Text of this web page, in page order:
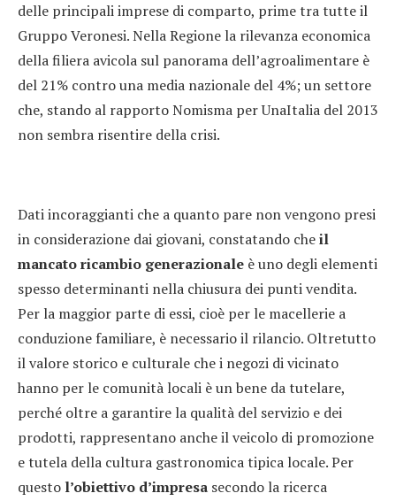
delle principali imprese di comparto, prime tra tutte il
Gruppo Veronesi. Nella Regione la rilevanza economica
della filiera avicola sul panorama dell’agroalimentare è
del 21% contro una media nazionale del 4%; un settore
che, stando al rapporto Nomisma per UnaItalia del 2013
non sembra risentire della crisi.
Dati incoraggianti che a quanto pare non vengono presi
in considerazione dai giovani, constatando cheil
mancato ricambio generazionale è uno degli elementi
spesso determinanti nella chiusura dei punti vendita.
Per la maggior parte di essi, cioè per le macellerie a
conduzione familiare, è necessario il rilancio. Oltretutto
il valore storico e culturale che i negozi di vicinato
hanno per le comunità locali è un bene da tutelare,
perché oltre a garantire la qualità del servizio e dei
prodotti, rappresentano anche il veicolo di promozione
e tutela della cultura gastronomica tipica locale. Per
questo l’obiettivo d’impresa secondo la ricerca